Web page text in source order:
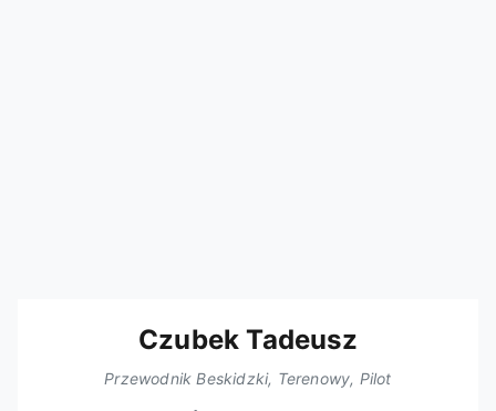
Czubek Tadeusz
Przewodnik Beskidzki, Terenowy, Pilot